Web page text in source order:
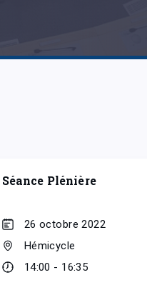
Séance Plénière
26 octobre 2022
Hémicycle
14:00 - 16:35